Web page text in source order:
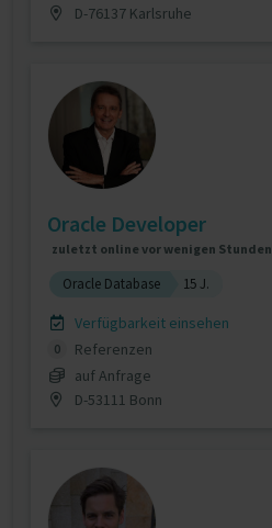
D-76137 Karlsruhe
Oracle Developer
zuletzt online vor wenigen Stunden
Oracle Database 15 J.
Verfügbarkeit einsehen
0
Referenzen
auf Anfrage
D-53111 Bonn